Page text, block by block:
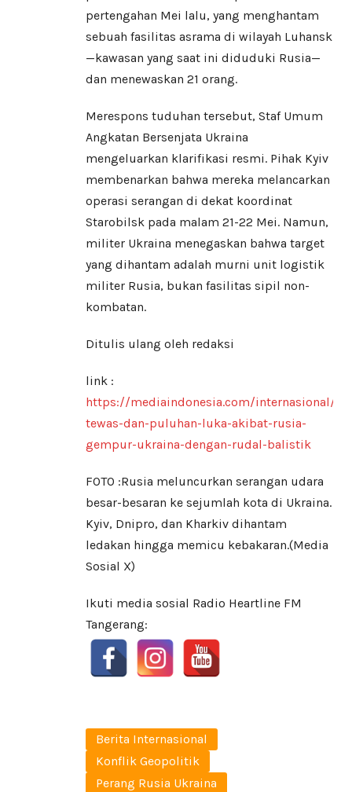
pertengahan Mei lalu, yang menghantam
sebuah fasilitas asrama di wilayah Luhansk
—kawasan yang saat ini diduduki Rusia—
dan menewaskan 21 orang.
Merespons tuduhan tersebut, Staf Umum
Angkatan Bersenjata Ukraina
mengeluarkan klarifikasi resmi. Pihak Kyiv
membenarkan bahwa mereka melancarkan
operasi serangan di dekat koordinat
Starobilsk pada malam 21-22 Mei. Namun,
militer Ukraina menegaskan bahwa target
yang dihantam adalah murni unit logistik
militer Rusia, bukan fasilitas sipil non-
kombatan.
Ditulis ulang oleh redaksi
link :
https://mediaindonesia.com/internasional/
tewas-dan-puluhan-luka-akibat-rusia-
gempur-ukraina-dengan-rudal-balistik
FOTO :Rusia meluncurkan serangan udara
besar-besaran ke sejumlah kota di Ukraina.
Kyiv, Dnipro, dan Kharkiv dihantam
ledakan hingga memicu kebakaran.(Media
Sosial X)
Ikuti media sosial Radio Heartline FM
Tangerang:
Berita Internasional
Konflik Geopolitik
Perang Rusia Ukraina